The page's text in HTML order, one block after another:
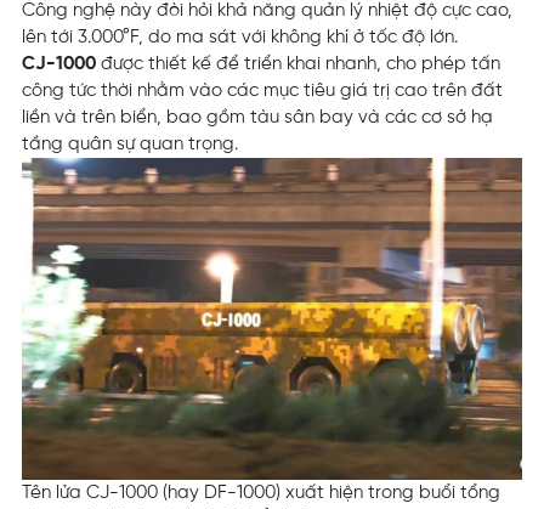
Công nghệ này đòi hỏi khả năng quản lý nhiệt độ cực cao,
lên tới 3.000°F, do ma sát với không khí ở tốc độ lớn.
CJ-1000 được thiết kế để triển khai nhanh, cho phép tấn
công tức thời nhằm vào các mục tiêu giá trị cao trên đất
liền và trên biển, bao gồm tàu sân bay và các cơ sở hạ
tầng quân sự quan trọng.
Tên lửa CJ-1000 (hay DF-1000) xuất hiện trong buổi tổng